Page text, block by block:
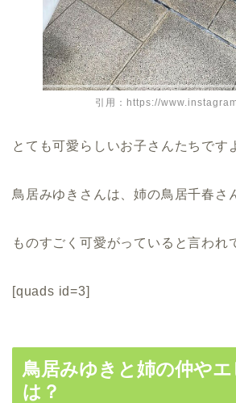
引用：https://
とても可愛らしいお子さんたちです
鳥居みゆきさんは、姉の鳥居千春さ
ものすごく可愛がっていると言われ
[quads id=3]
鳥居みゆきと姉の仲やエ
は？